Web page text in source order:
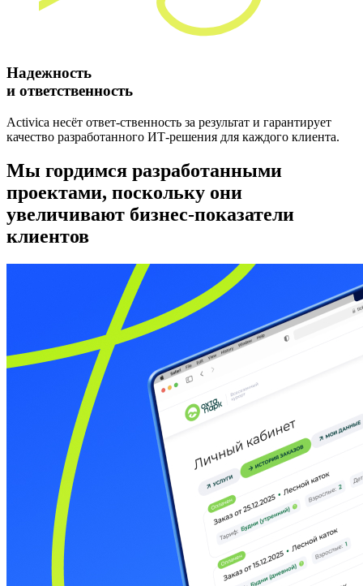
Надежность
и ответственность
Activica несёт ответ-ственность за результат и гарантирует
качество разработанного ИТ-решения для каждого клиента.
Мы гордимся разработанными
проектами, поскольку они
увеличивают бизнес-показатели
клиентов